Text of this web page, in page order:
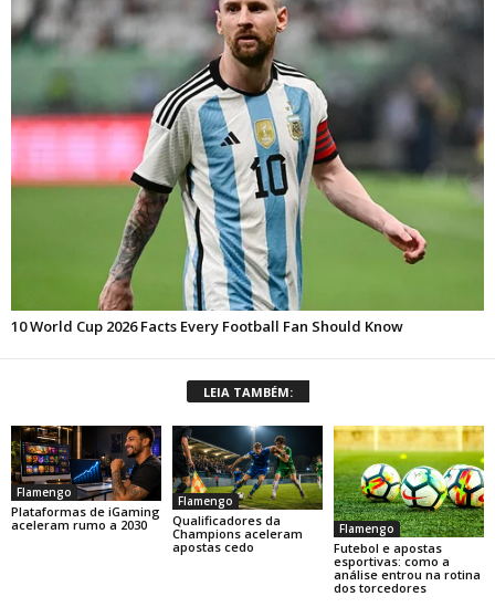
LEIA TAMBÉM:
Flamengo
Plataformas de iGaming
aceleram rumo a 2030
Flamengo
Qualificadores da
Champions aceleram
apostas cedo
Flamengo
Futebol e apostas
esportivas: como a
análise entrou na rotina
dos torcedores